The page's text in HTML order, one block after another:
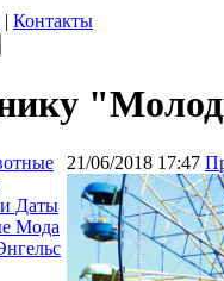
| Контакты
Даты
Мода
21/06/2018 17:47